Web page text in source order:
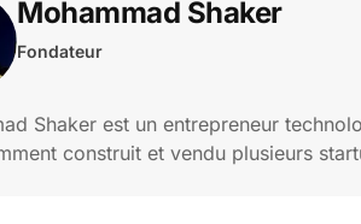
Mohammad Shaker
Fondateur
Shaker est un entrepreneur
construit et vendu plusieurs